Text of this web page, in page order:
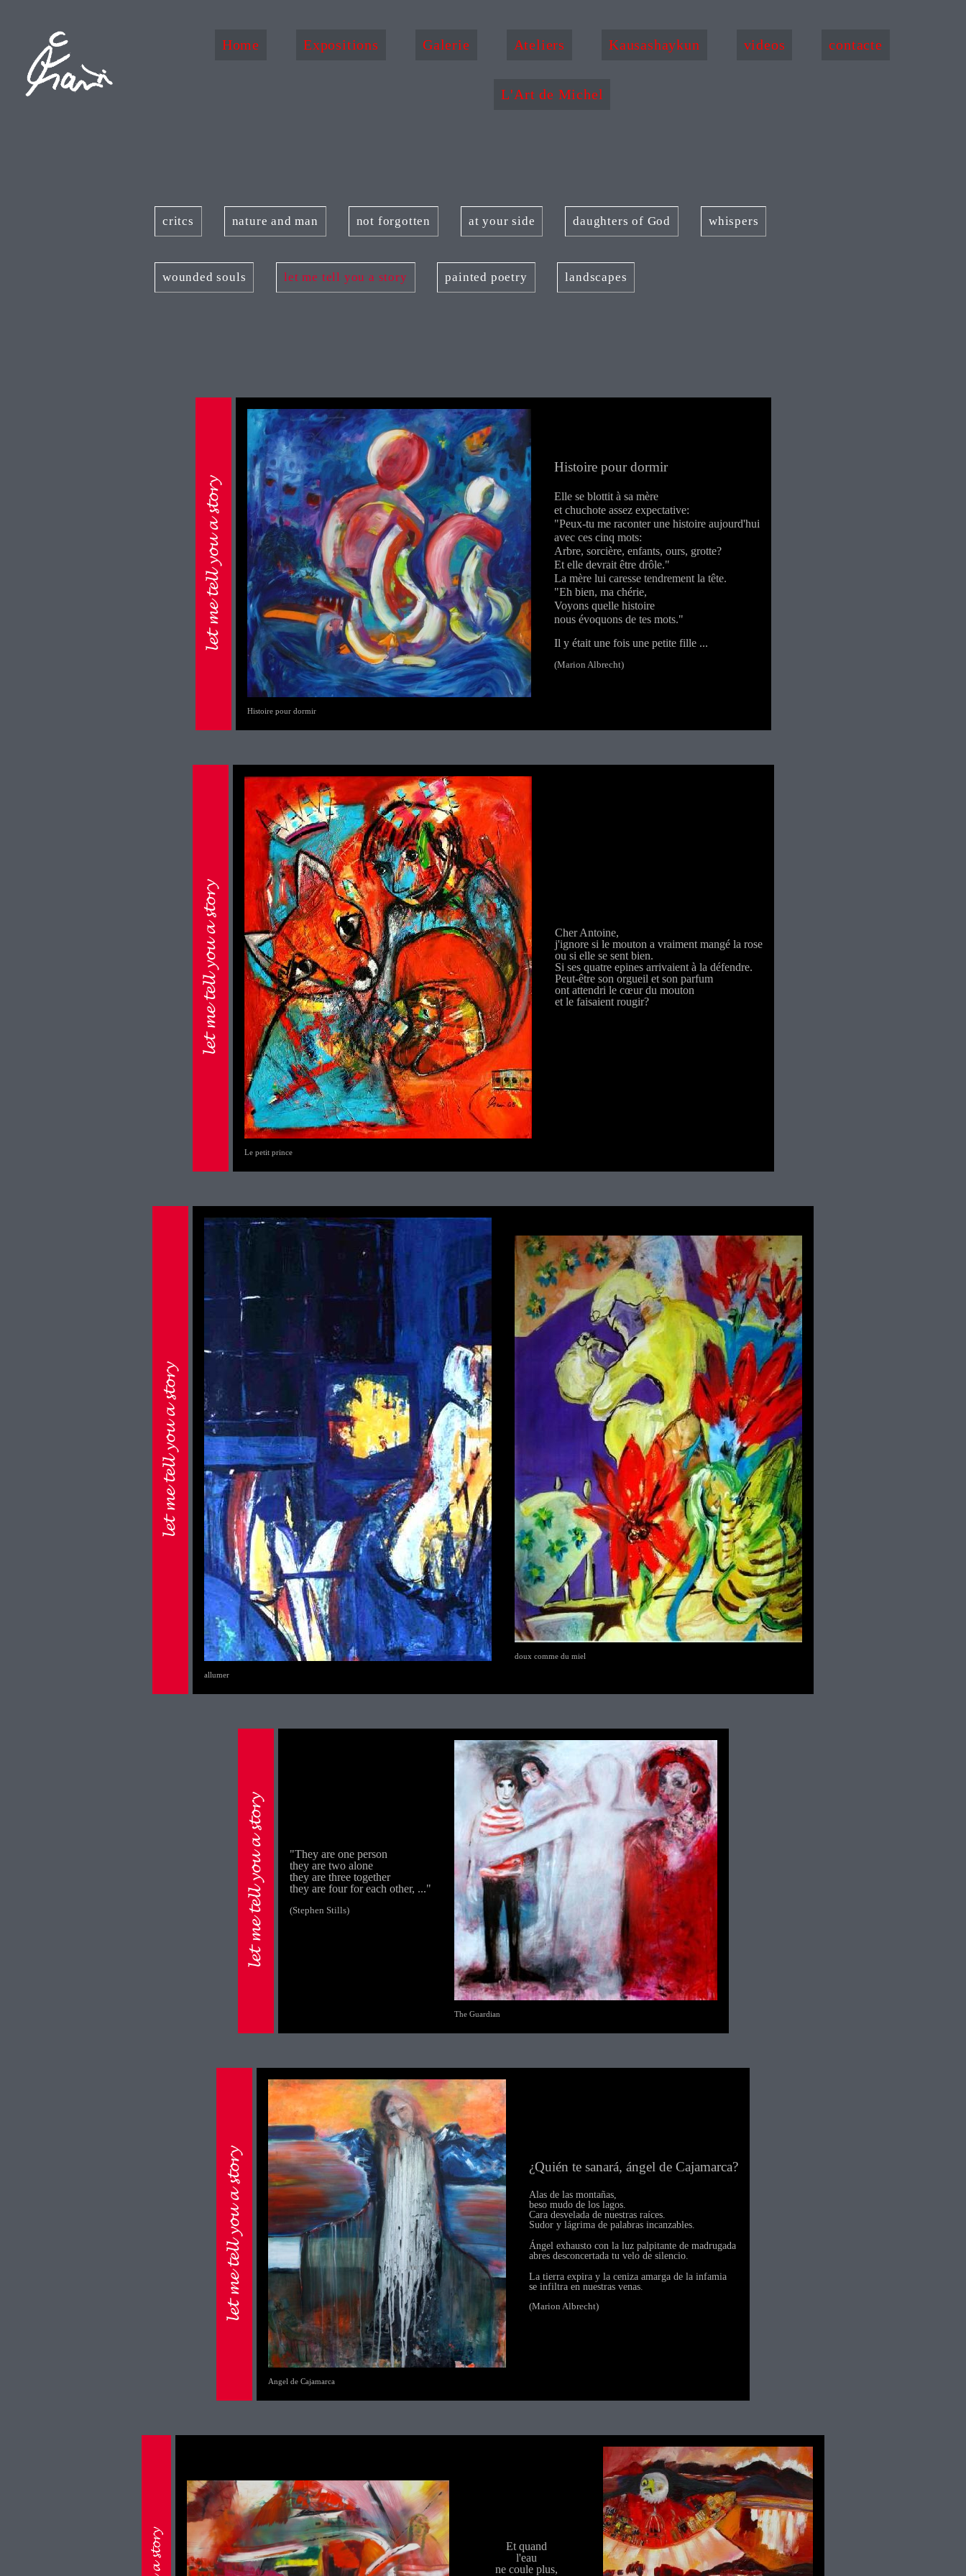
Home Expositions Galerie Ateliers Kausashaykun videos contacte
L'Art de Michel
critcs nature and man not forgotten at your side daughters of God whispers
wounded souls let me tell you a story painted poetry landscapes
Histoire pour dormir
Histoire pour dormir
Elle se blottit à sa mère
et chuchote assez expectative:
"Peux-tu me raconter une histoire aujourd'hui
avec ces cinq mots:
Arbre, sorcière, enfants, ours, grotte?
Et elle devrait être drôle."
La mère lui caresse tendrement la tête.
"Eh bien, ma chérie,
Voyons quelle histoire
nous évoquons de tes mots."
Il y était une fois une petite fille ...
(Marion Albrecht)
Le petit prince
Cher Antoine,
j'ignore si le mouton a vraiment mangé la rose
ou si elle se sent bien.
Si ses quatre epines arrivaient à la défendre.
Peut-être son orgueil et son parfum
ont attendri le cœur du mouton
et le faisaient rougir?
allumer
doux comme du miel
"They are one person
they are two alone
they are three together
they are four for each other, ..."
(Stephen Stills)
The Guardian
Angel de Cajamarca
¿Quién te sanará, ángel de Cajamarca?
Alas de las montañas,
beso mudo de los lagos.
Cara desvelada de nuestras raíces.
Sudor y lágrima de palabras incanzables.
Ángel exhausto con la luz palpitante de madrugada
abres desconcertada tu velo de silencio.
La tierra expira y la ceniza amarga de la infamia
se infiltra en nuestras venas.
(Marion Albrecht)
Et quand
l'eau
ne coule plus,